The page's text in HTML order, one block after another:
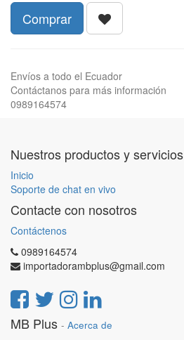
Comprar
Envíos a todo el Ecuador
Contáctanos para más información
0989164574
Nuestros productos y servicios
Inicio
Soporte de chat en vivo
Contacte con nosotros
Contáctenos
0989164574
importadorambplus@gmail.com
MB Plus - Acerca de